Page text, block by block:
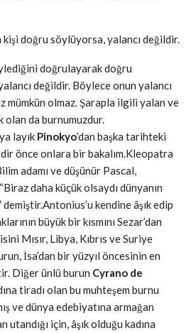
kişi doğru söylüyorsa, yalancı değildir.
doğrulayarak doğru
değildir. Böylece onun yalancı
mümkün olmaz. Şarapla ilgili yalan ve
olan da burnumuzdur.
layık Pinokyo’dan başka tarihteki
önce onlara bir bakalım.Kleopatra
adamı ve düşünür Pascal,
daha küçük olsaydı dünyanın
demiştir.Antonius’u kendine âşık edip
büyük bir kısmını Sezar’dan
Mısır, Libya, Kıbrıs ve Suriye
İsa’dan bir yüzyıl öncesinin en
Diğer ünlü burun Cyrano de
tiradı olan bu muhteşem burnu
ve dünya edebiyatına armağan
için, âşık olduğu kadına